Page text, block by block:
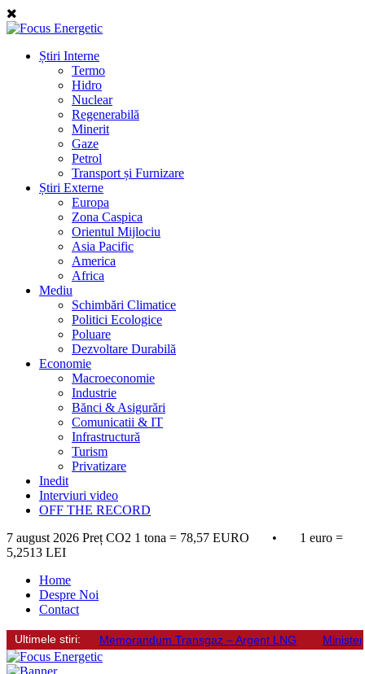
Știri Interne
Termo
Hidro
Nuclear
Regenerabilă
Minerit
Gaze
Petrol
Transport și Furnizare
Știri Externe
Europa
Zona Caspica
Orientul Mijlociu
Asia Pacific
America
Africa
Mediu
Schimbări Climatice
Politici Ecologice
Poluare
Dezvoltare Durabilă
Economie
Macroeconomie
Industrie
Bănci & Asigurări
Comunicatii & IT
Infrastructură
Turism
Privatizare
Inedit
Interviuri video
OFF THE RECORD
7 august 2026 Preț CO2 1 tona = 78,57 EURO • 1 euro =
5,2513 LEI
Home
Despre Noi
Contact
Ultimele stiri: Memorandum Transgaz – Argent LNG